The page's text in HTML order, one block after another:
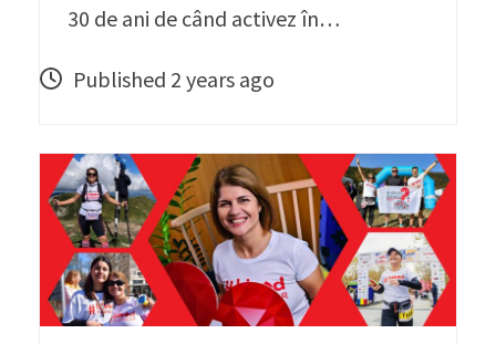
30 de ani de când activez în…
Published 2 years ago